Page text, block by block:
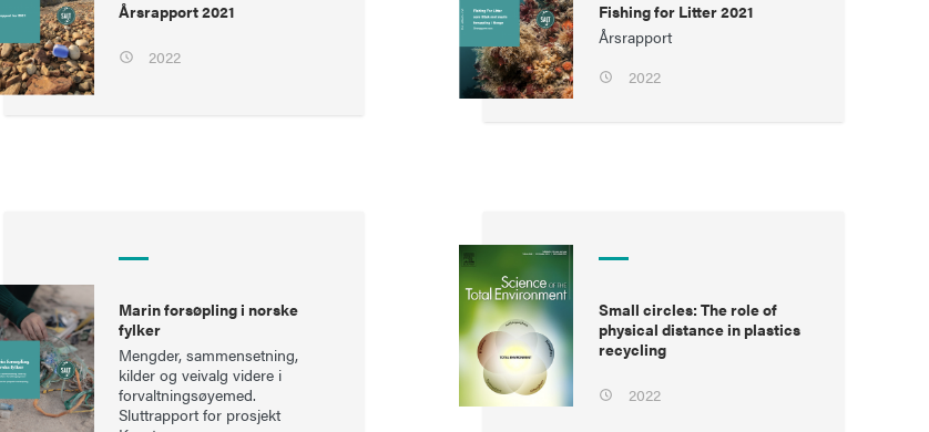
Årsrapport 2021
2022
Fishing for Litter 2021
Årsrapport
2022
Marin forsøpling i norske
fylker
Mengder, sammensetning,
kilder og veivalg videre i
forvaltningsøyemed.
Sluttrapport for prosjekt
Small circles: The role of
physical distance in plastics
recycling
2022